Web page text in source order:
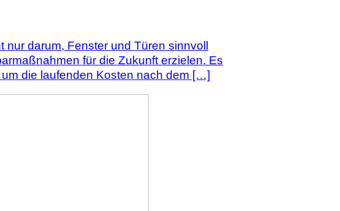
darum, Fenster und Türen sinnvoll
für die Zukunft erzielen. Es
die laufenden Kosten nach dem […]